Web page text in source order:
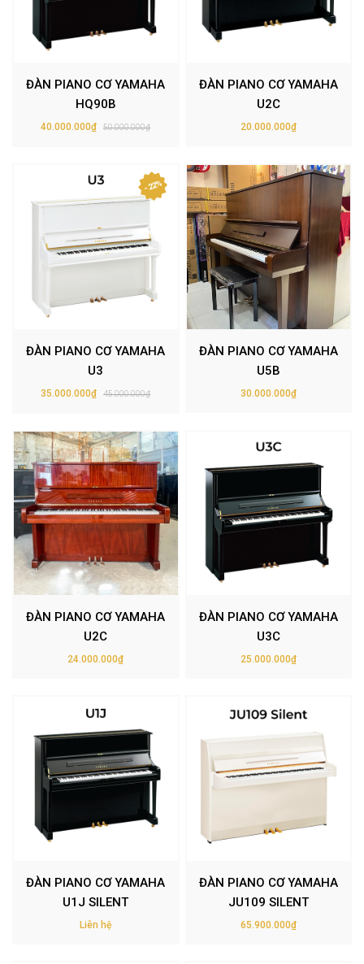
ĐÀN PIANO CƠ YAMAHA
HQ90B
40.000.000₫ 50.000.000₫
ĐÀN PIANO CƠ YAMAHA
U2C
20.000.000₫
- 22%
ĐÀN PIANO CƠ YAMAHA
U3
35.000.000₫ 45.000.000₫
ĐÀN PIANO CƠ YAMAHA
U5B
30.000.000₫
ĐÀN PIANO CƠ YAMAHA
U2C
24.000.000₫
ĐÀN PIANO CƠ YAMAHA
U3C
25.000.000₫
ĐÀN PIANO CƠ YAMAHA
U1J SILENT
Liên hệ
ĐÀN PIANO CƠ YAMAHA
JU109 SILENT
65.900.000₫